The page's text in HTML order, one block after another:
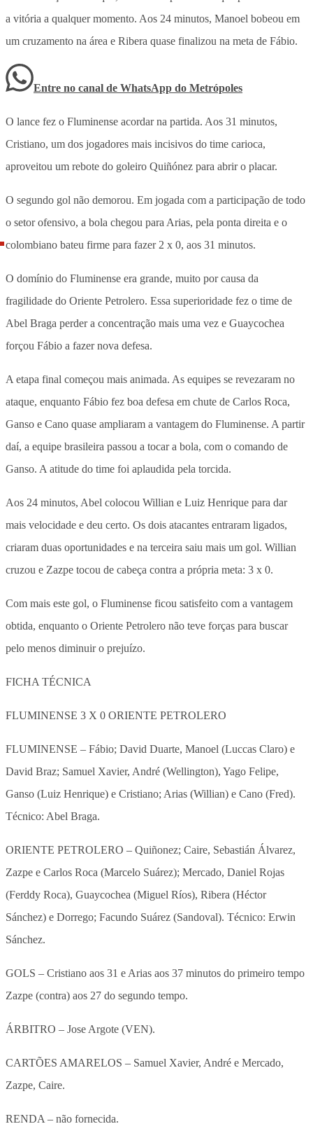
a vitória a qualquer momento. Aos 24 minutos, Manoel bobeou em
um cruzamento na área e Ribera quase finalizou na meta de Fábio.
Entre no canal de WhatsApp do Metrópoles
O lance fez o Fluminense acordar na partida. Aos 31 minutos,
Cristiano, um dos jogadores mais incisivos do time carioca,
aproveitou um rebote do goleiro Quiñónez para abrir o placar.
O segundo gol não demorou. Em jogada com a participação de todo
o setor ofensivo, a bola chegou para Arias, pela ponta direita e o
colombiano bateu firme para fazer 2 x 0, aos 31 minutos.
O domínio do Fluminense era grande, muito por causa da
fragilidade do Oriente Petrolero. Essa superioridade fez o time de
Abel Braga perder a concentração mais uma vez e Guaycochea
forçou Fábio a fazer nova defesa.
A etapa final começou mais animada. As equipes se revezaram no
ataque, enquanto Fábio fez boa defesa em chute de Carlos Roca,
Ganso e Cano quase ampliaram a vantagem do Fluminense. A partir
daí, a equipe brasileira passou a tocar a bola, com o comando de
Ganso. A atitude do time foi aplaudida pela torcida.
Aos 24 minutos, Abel colocou Willian e Luiz Henrique para dar
mais velocidade e deu certo. Os dois atacantes entraram ligados,
criaram duas oportunidades e na terceira saiu mais um gol. Willian
cruzou e Zazpe tocou de cabeça contra a própria meta: 3 x 0.
Com mais este gol, o Fluminense ficou satisfeito com a vantagem
obtida, enquanto o Oriente Petrolero não teve forças para buscar
pelo menos diminuir o prejuízo.
FICHA TÉCNICA
FLUMINENSE 3 X 0 ORIENTE PETROLERO
FLUMINENSE – Fábio; David Duarte, Manoel (Luccas Claro) e
David Braz; Samuel Xavier, André (Wellington), Yago Felipe,
Ganso (Luiz Henrique) e Cristiano; Arias (Willian) e Cano (Fred).
Técnico: Abel Braga.
ORIENTE PETROLERO – Quiñonez; Caire, Sebastián Álvarez,
Zazpe e Carlos Roca (Marcelo Suárez); Mercado, Daniel Rojas
(Ferddy Roca), Guaycochea (Miguel Ríos), Ribera (Héctor
Sánchez) e Dorrego; Facundo Suárez (Sandoval). Técnico: Erwin
Sánchez.
GOLS – Cristiano aos 31 e Arias aos 37 minutos do primeiro tempo
Zazpe (contra) aos 27 do segundo tempo.
ÁRBITRO – Jose Argote (VEN).
CARTÕES AMARELOS – Samuel Xavier, André e Mercado,
Zazpe, Caire.
RENDA – não fornecida.